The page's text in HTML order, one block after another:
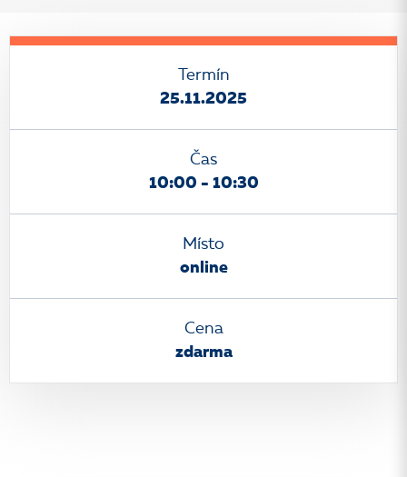
Termín
25.11.2025
Čas
10:00 - 10:30
Místo
online
Cena
zdarma